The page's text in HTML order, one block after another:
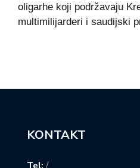
oligarhe koji podržavaju
multimilijarderi i saudijski
KONTAKT